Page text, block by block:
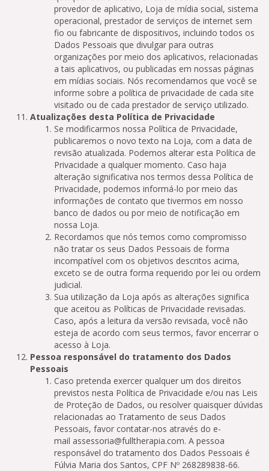
provedor de aplicativo, Loja de mídia social, sistema
operacional, prestador de serviços de internet sem
fio ou fabricante de dispositivos, incluindo todos os
Dados Pessoais que divulgar para outras
organizações por meio dos aplicativos, relacionadas
a tais aplicativos, ou publicadas em nossas páginas
em mídias sociais. Nós recomendamos que você se
informe sobre a política de privacidade de cada site
visitado ou de cada prestador de serviço utilizado.
Atualizações desta Política de Privacidade
Se modificarmos nossa Política de Privacidade,
publicaremos o novo texto na Loja, com a data de
revisão atualizada. Podemos alterar esta Política de
Privacidade a qualquer momento. Caso haja
alteração significativa nos termos dessa Política de
Privacidade, podemos informá-lo por meio das
informações de contato que tivermos em nosso
banco de dados ou por meio de notificação em
nossa Loja.
Recordamos que nós temos como compromisso
não tratar os seus Dados Pessoais de forma
incompatível com os objetivos descritos acima,
exceto se de outra forma requerido por lei ou ordem
judicial.
Sua utilização da Loja após as alterações significa
que aceitou as Políticas de Privacidade revisadas.
Caso, após a leitura da versão revisada, você não
esteja de acordo com seus termos, favor encerrar o
acesso à Loja.
Pessoa responsável do tratamento dos Dados
Pessoais
Caso pretenda exercer qualquer um dos direitos
previstos nesta Política de Privacidade e/ou nas Leis
de Proteção de Dados, ou resolver quaisquer dúvidas
relacionadas ao Tratamento de seus Dados
Pessoais, favor contatar-nos através do e-
mail assessoria@fulltherapia.com. A pessoa
responsável do tratamento dos Dados Pessoais é
Fúlvia Maria dos Santos, CPF Nº 268289838-66.